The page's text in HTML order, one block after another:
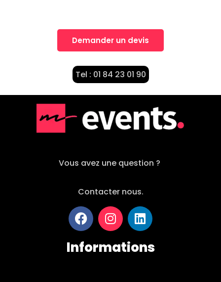
Demander un devis
Tel : 01 84 23 01 90
Vous avez une question ?
Contacter nous.
Informations